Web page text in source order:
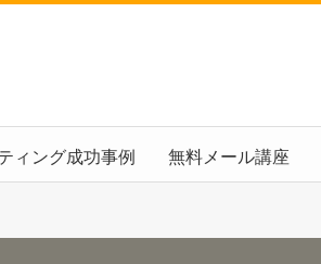
ィング成功事例 無料メール講座